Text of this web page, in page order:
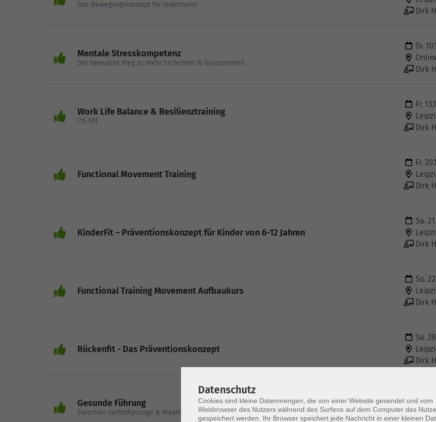
Das Bewegungskonzept für Jedermann
Dirk
Mentale Stresskompetenz
Der bewusste Weg zu mehr Sicherheit & Gelassenheit
Di.
Dirk
Work Life Balance & Resilienztraining
[15 FP]
Fr.
Dirk
Functional Movement Training
Fr.
Dirk
KinderFit – Präventionskonzept für Kinder von 6-12 Jahren
Sa.
Dirk
Functional Training Movement Aufbaukurs
So.
Dirk
Rückenfit - Das Präventionskonzept
Sa.
Dirk
Gesunde Führung
Zwischen Selbstfürsorge & Mitarbeiter-Coach
Di.
Dirk
Datenschutz
Cookies sind kleine Datenmengen, die von einer Website gesendet und vom
Webbrowser des Nutzers während des Surfens auf dem Computer des
gespeichert werden. Ihr Browser speichert jede Nachricht in einer kleinen